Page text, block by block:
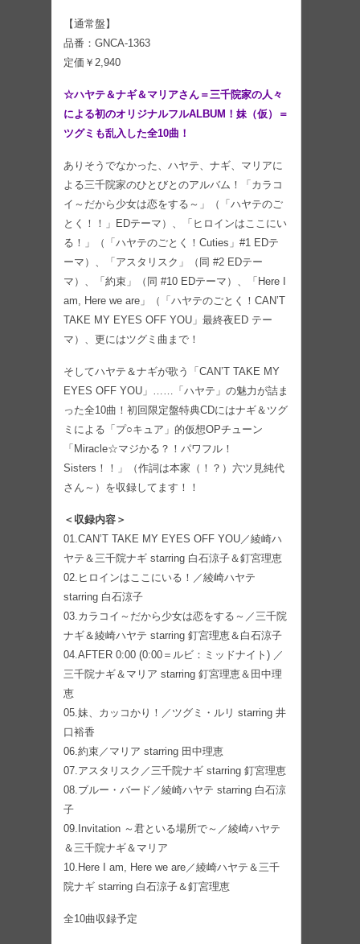
【通常盤】
品番：GNCA-1363
定価￥2,940
☆ハヤテ＆ナギ＆マリアさん＝三千院家の人々
による初のオリジナルフルALBUM！妹（仮）＝
ツグミも乱入した全10曲！
ありそうでなかった、ハヤテ、ナギ、マリアに
よる三千院家のひとびとのアルバム！「カラコ
イ～だから少女は恋をする～」（「ハヤテのご
とく！！」EDテーマ）、「ヒロインはここにい
る！」（「ハヤテのごとく！Cuties」#1 EDテ
ーマ）、「アスタリスク」（同 #2 EDテー
マ）、「約束」（同 #10 EDテーマ）、「Here I
am, Here we are」（「ハヤテのごとく！CAN’T
TAKE MY EYES OFF YOU」最終夜ED テー
マ）、更にはツグミ曲まで！
そしてハヤテ＆ナギが歌う「CAN’T TAKE MY
EYES OFF YOU」……「ハヤテ」の魅力が詰ま
った全10曲！初回限定盤特典CDにはナギ＆ツグ
ミによる「プ○キュア」的仮想OPチューン
「Miracle☆マジかる？！パワフル！
Sisters！！」（作詞は本家（！？）六ツ見純代
さん～）を収録してます！！
＜収録内容＞
01.CAN’T TAKE MY EYES OFF YOU／綾崎ハ
ヤテ＆三千院ナギ starring 白石涼子＆釘宮理恵
02.ヒロインはここにいる！／綾崎ハヤテ
starring 白石涼子
03.カラコイ～だから少女は恋をする～／三千院
ナギ＆綾崎ハヤテ starring 釘宮理恵＆白石涼子
04.AFTER 0:00 (0:00＝ルビ：ミッドナイト) ／
三千院ナギ＆マリア starring 釘宮理恵＆田中理
恵
05.妹、カッコかり！／ツグミ・ルリ starring 井
口裕香
06.約束／マリア starring 田中理恵
07.アスタリスク／三千院ナギ starring 釘宮理恵
08.ブルー・バード／綾崎ハヤテ starring 白石涼
子
09.Invitation ～君といる場所で～／綾崎ハヤテ
＆三千院ナギ＆マリア
10.Here I am, Here we are／綾崎ハヤテ＆三千
院ナギ starring 白石涼子＆釘宮理恵
全10曲収録予定